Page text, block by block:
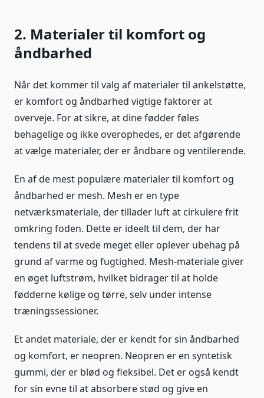
2. Materialer til komfort og
åndbarhed
Når det kommer til valg af materialer til ankelstøtte,
er komfort og åndbarhed vigtige faktorer at
overveje. For at sikre, at dine fødder føles
behagelige og ikke overophedes, er det afgørende
at vælge materialer, der er åndbare og ventilerende.
En af de mest populære materialer til komfort og
åndbarhed er mesh. Mesh er en type
netværksmateriale, der tillader luft at cirkulere frit
omkring foden. Dette er ideelt til dem, der har
tendens til at svede meget eller oplever ubehag på
grund af varme og fugtighed. Mesh-materiale giver
en øget luftstrøm, hvilket bidrager til at holde
fødderne kølige og tørre, selv under intense
træningssessioner.
Et andet materiale, der er kendt for sin åndbarhed
og komfort, er neopren. Neopren er en syntetisk
gummi, der er blød og fleksibel. Det er også kendt
for sin evne til at absorbere stød og give en